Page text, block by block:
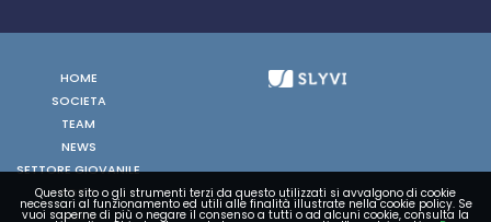
HOME
SOCIETA
TEAM
NEWS
SETTORE GIOVANILE
FOTO
VIDEO
Questo sito o gli strumenti terzi da questo utilizzati si avvalgono di cookie
necessari al funzionamento ed utili alle finalità illustrate nella cookie policy. Se
vuoi saperne di più o negare il consenso a tutti o ad alcuni cookie, consulta la